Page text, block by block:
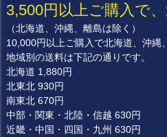
3,500円以上ご購入で、
（北海道、沖縄、離島は除く）
10,000円以上ご購入で北海道、沖縄
地域別の送料は下記の通りです。
北海道 1,880円
北東北 930円
南東北 670円
中部・関東・北陸・信越 630円
近畿・中国・四国・九州 630円